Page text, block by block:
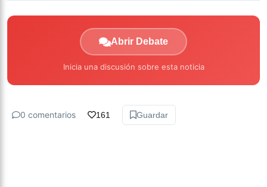
Abrir Debate
Inicia una discusión sobre esta noticia
0 comentarios 161 Guardar